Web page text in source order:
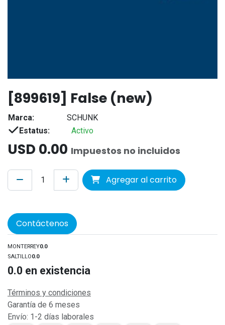
[899619] False (new)
Marca:
SCHUNK
Estatus:
Activo
USD 0.00 Impuestos no incluidos
Agregar al carrito
Contáctenos
MONTERREY0.0
SALTILLO0.0
0.0 en existencia
Términos y condiciones
Garantía de 6 meses
Envío: 1-2 días laborales